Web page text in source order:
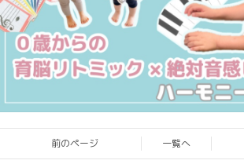
前のページ 一覧へ